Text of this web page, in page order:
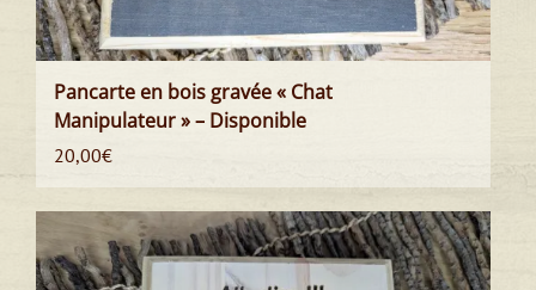
Pancarte en bois gravée « Chat
Manipulateur » – Disponible
20,00€